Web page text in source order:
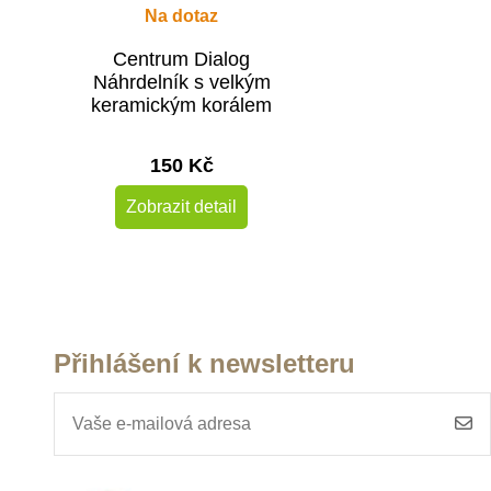
Na dotaz
Centrum Dialog
Náhrdelník s velkým
keramickým korálem
150 Kč
Zobrazit detail
Přihlášení k newsletteru